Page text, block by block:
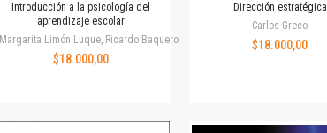
Serie digital
Territorio y acumulación: conflictividades y alternativas
Textos y lecturas en ciencias sociales
Prismas
Introducción a la psicología del
aprendizaje escolar
Margarita Limón Luque, Ricardo Baquero
$18.000,00
Dirección estratégica
Carlos Greco
$18.000,00